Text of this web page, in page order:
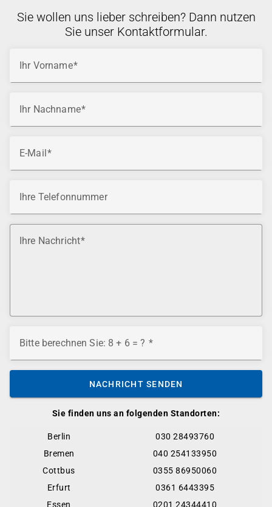
Sie finden uns an folgenden Standorten:
Berlin
030 28493760
Bremen
040 254133950
Cottbus
0355 86950060
Erfurt
0361 6443395
Essen
0201 24344410
Sie wollen uns lieber schreiben? Dann nutzen
Sie unser Kontaktformular.
Ihr Vorname
Ihr Nachname
E-Mail
Ihre Telefonnummer
Ihre Nachricht
Bitte berechnen Sie: 8 + 6 = ?
NACHRICHT SENDEN